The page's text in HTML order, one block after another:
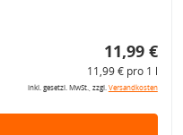
11,99 €
11,99 € pro 1 l
inkl. gesetzl. MwSt., zzgl.Versandkosten